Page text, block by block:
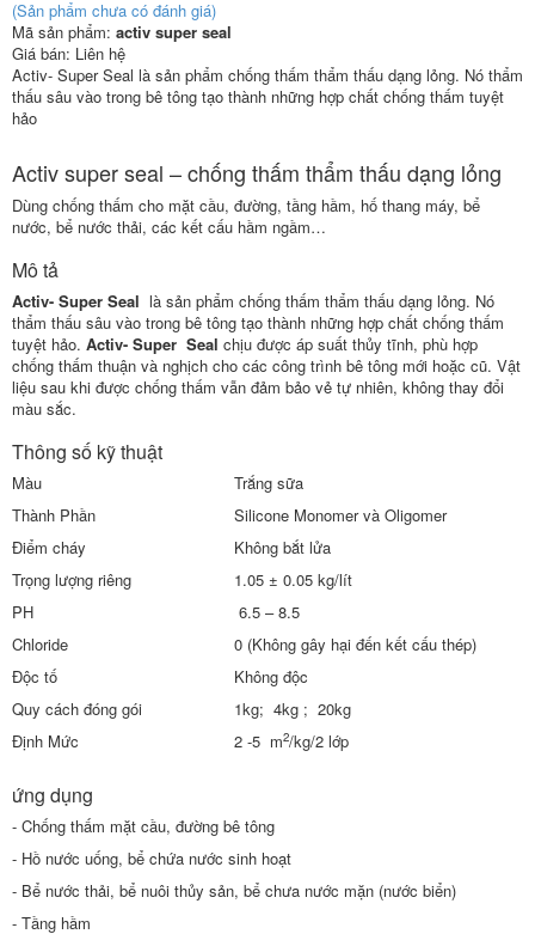
(Sản phẩm chưa có đánh giá)
Mã sản phẩm: activ super seal
Giá bán: Liên hệ
Activ- Super Seal là sản phẩm chống thấm thẩm thấu dạng lỏng. Nó thẩm
thấu sâu vào trong bê tông tạo thành những hợp chất chống thấm tuyệt
hảo
Activ super seal – chống thấm thẩm thấu dạng lỏng
Dùng chống thấm cho mặt cầu, đường, tầng hầm, hố thang máy, bể
nước, bể nước thải, các kết cấu hầm ngầm…
Mô tả
Activ- Super Seal là sản phẩm chống thấm thẩm thấu dạng lỏng. Nó
thẩm thấu sâu vào trong bê tông tạo thành những hợp chất chống thấm
tuyệt hảo. Activ- Super Seal chịu được áp suất thủy tĩnh, phù hợp
chống thấm thuận và nghịch cho các công trình bê tông mới hoặc cũ. Vật
liệu sau khi được chống thấm vẫn đảm bảo vẻ tự nhiên, không thay đổi
màu sắc.
Thông số kỹ thuật
Màu
Trắng sữa
Thành Phần
Silicone Monomer và Oligomer
Điểm cháy
Không bắt lửa
Trọng lượng riêng
1.05 ± 0.05 kg/lít
PH
6.5 – 8.5
Chloride
0 (Không gây hại đến kết cấu thép)
Độc tố
Không độc
Quy cách đóng gói
1kg; 4kg ; 20kg
Định Mức
2 -5 m2/kg/2 lớp
ứng dụng
- Chống thấm mặt cầu, đường bê tông
- Hồ nước uống, bể chứa nước sinh hoạt
- Bể nước thải, bể nuôi thủy sản, bể chưa nước mặn (nước biển)
- Tầng hầm